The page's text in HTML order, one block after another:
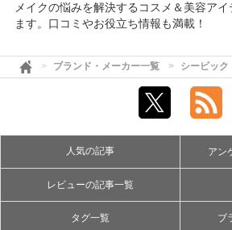
メイクの悩みを解決するコスメ＆美容ア
ます。口コミやお役立ち情報も満載！
ブランド・メーカー一覧 シービック
人気の記事 アン
レビューの記事一覧
タグ一覧 ブ